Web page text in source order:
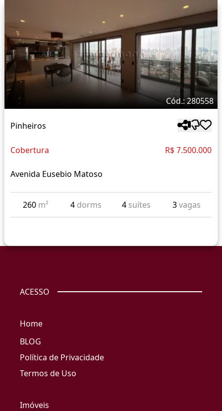
Cód.: 280558
Pinheiros
Cobertura R$ 7.500.000
Avenida Eusebio Matoso
260 m² 4 dorms 4 suítes 3vagas
ACESSO
Home
BLOG
Política de Privacidade
Termos de Uso
Imóveis